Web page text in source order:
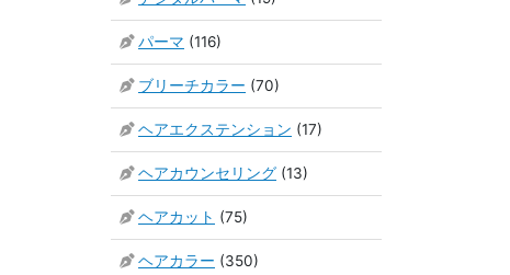
パーマ (116)
ブリーチカラー (70)
ヘアエクステンション (17)
ヘアカウンセリング (13)
ヘアカット (75)
ヘアカラー (350)